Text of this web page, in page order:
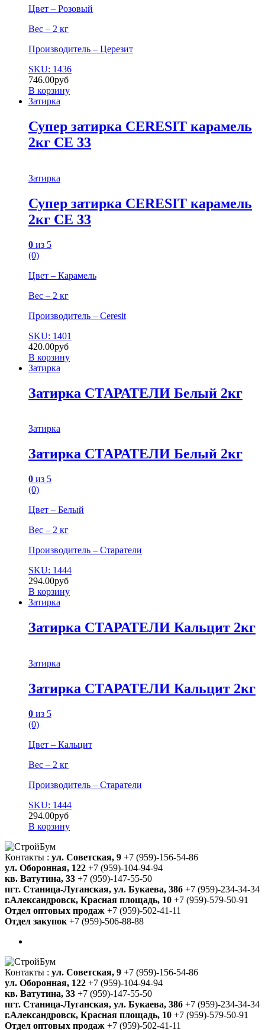
Цвет – Розовый
Вес – 2 кг
Производитель – Церезит
SKU: 1436
746.00руб
В корзину
Затирка
Супер затирка CERESIT карамель
2кг СЕ 33
Затирка
Супер затирка CERESIT карамель
2кг СЕ 33
0 из 5
(0)
Цвет – Карамель
Вес – 2 кг
Производитель – Ceresit
SKU: 1401
420.00руб
В корзину
Затирка
Затирка СТАРАТЕЛИ Белый 2кг
Затирка
Затирка СТАРАТЕЛИ Белый 2кг
0 из 5
(0)
Цвет – Белый
Вес – 2 кг
Производитель – Старатели
SKU: 1444
294.00руб
В корзину
Затирка
Затирка СТАРАТЕЛИ Кальцит 2кг
Затирка
Затирка СТАРАТЕЛИ Кальцит 2кг
0 из 5
(0)
Цвет – Кальцит
Вес – 2 кг
Производитель – Старатели
SKU: 1444
294.00руб
В корзину
Контакты : ул. Советская, 9 +7 (959)-156-54-86
ул. Оборонная, 122 +7 (959)-104-94-94
кв. Ватутина, 33 +7 (959)-147-55-50
пгт. Станица-Луганская, ул. Букаева, 38б +7 (959)-234-34-34
г.Александровск, Красная площадь, 10 +7 (959)-579-50-91
Отдел оптовых продаж +7 (959)-502-41-11
Отдел закупок +7 (959)-506-88-88
Контакты : ул. Советская, 9 +7 (959)-156-54-86
ул. Оборонная, 122 +7 (959)-104-94-94
кв. Ватутина, 33 +7 (959)-147-55-50
пгт. Станица-Луганская, ул. Букаева, 38б +7 (959)-234-34-34
г.Александровск, Красная площадь, 10 +7 (959)-579-50-91
Отдел оптовых продаж +7 (959)-502-41-11